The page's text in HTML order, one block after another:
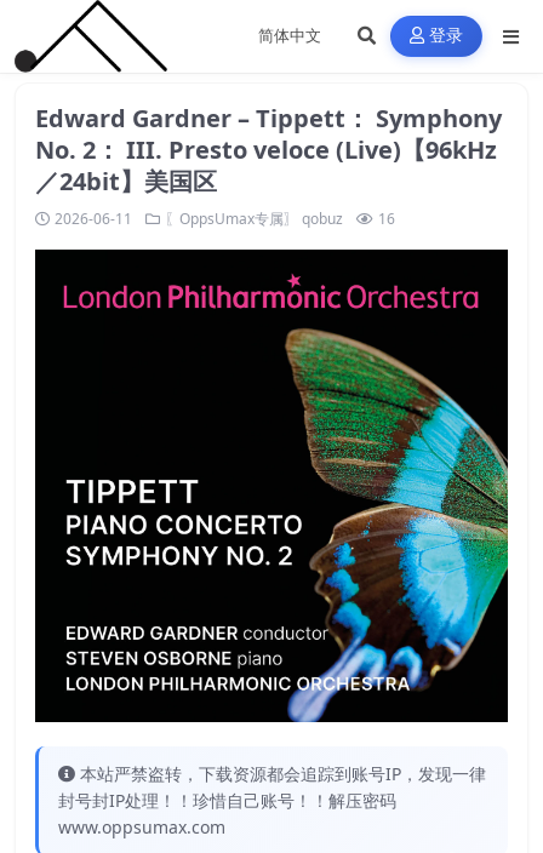
登录
Edward Gardner – Tippett： Symphony
No. 2： III. Presto veloce (Live)【96kHz
／24bit】美国区
2026-06-11 〖OppsUmax专属〗 qobuz 16
本站严禁盗转，下载资源都会追踪到账号IP，发现一律
封号封IP处理！！珍惜自己账号！！解压密码
www.oppsumax.com